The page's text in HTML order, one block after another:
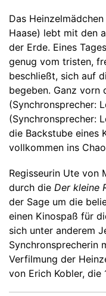
Das
Haase) lebt mit den
der Erde. Eines
genug vom tristen,
beschließt, sich auf
begeben. Ganz vorn
(Synchronsprecher:
(Synchronsprecher:
die Backstube eines
vollkommen ins
Regisseurin Ute von
durch die Der kleine
der Sage um die
einen Kinospaß für
sich unter anderem
Synchronsprecherin
Verfilmung der
von Erich Kobler, die